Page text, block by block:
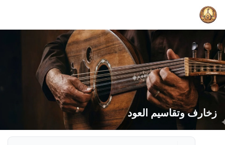
زخارف وتقاسيم العود